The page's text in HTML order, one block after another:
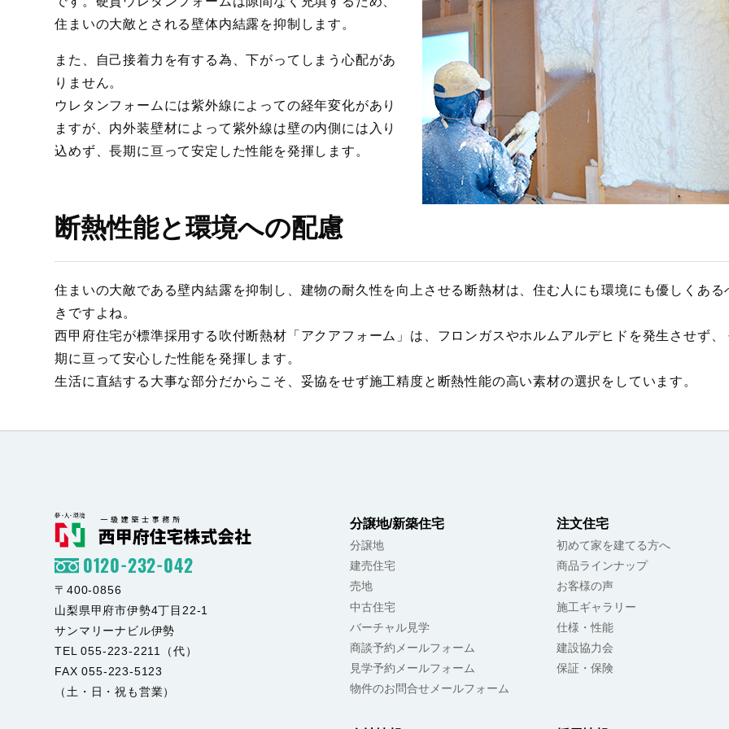
住まいの大敵とされる壁体内結露を抑制します。
また、自己接着力を有する為、下がってしまう心配があ
りません。
ウレタンフォームには紫外線によっての経年変化があり
ますが、内外装壁材によって紫外線は壁の内側には入り
込めず、長期に亘って安定した性能を発揮します。
断熱性能と環境への配慮
住まいの大敵である壁内結露を抑制し、建物の耐久性を向上させる断熱材は、住む人にも環境にも優しくある
きですよね。
西甲府住宅が標準採用する吹付断熱材「アクアフォーム」は、フロンガスやホルムアルデヒドを発生させず、
期に亘って安心した性能を発揮します。
生活に直結する大事な部分だからこそ、妥協をせず施工精度と断熱性能の高い素材の選択をしています。
分譲地/新築住宅
分譲地
建売住宅
売地
中古住宅
バーチャル見学
商談予約メールフォーム
見学予約メールフォーム
物件のお問合せメールフォーム
注文住宅
初めて家を建てる方へ
商品ラインナップ
お客様の声
施工ギャラリー
仕様・性能
建設協力会
保証・保険
0120-232-042
〒400-0856
山梨県甲府市伊勢4丁目22-1
サンマリーナビル伊勢
TEL 055-223-2211（代）
FAX 055-223-5123
（土・日・祝も営業）